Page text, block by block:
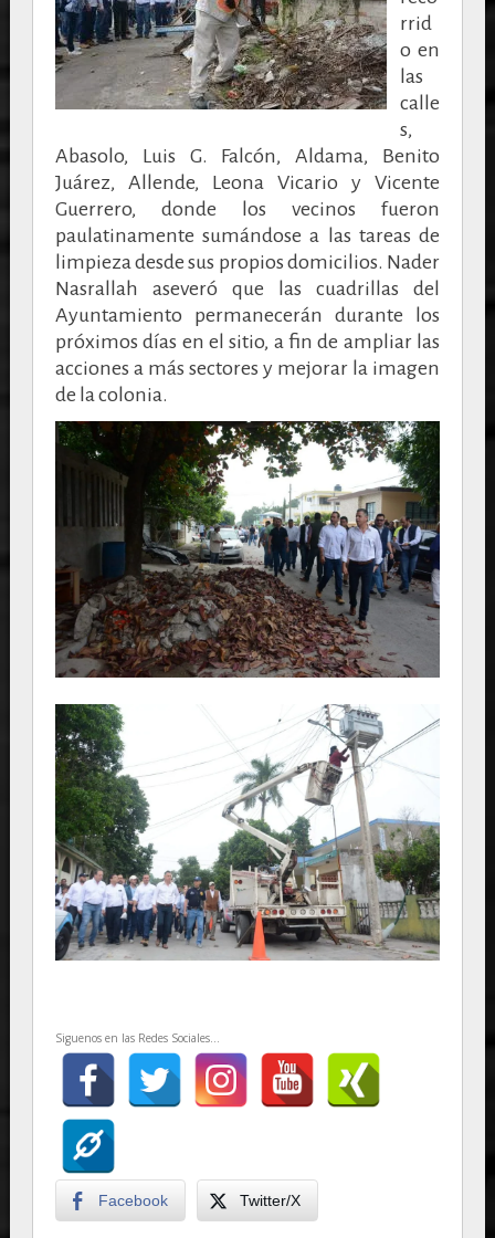
rrid
o en
las
calle
s,
Abasolo, Luis G. Falcón, Aldama, Benito
Juárez, Allende, Leona Vicario y Vicente
Guerrero, donde los vecinos fueron
paulatinamente sumándose a las tareas de
limpieza desde sus propios domicilios. Nader
Nasrallah aseveró que las cuadrillas del
Ayuntamiento permanecerán durante los
próximos días en el sitio, a fin de ampliar las
acciones a más sectores y mejorar la imagen
de la colonia.
Siguenos en las Redes Sociales...
Facebook Twitter/X